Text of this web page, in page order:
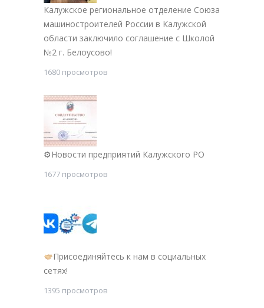
Калужское региональное отделение Союза
машиностроителей России в Калужской
области заключило соглашение с Школой
№2 г. Белоусово!
1680 просмотров
⚙Новости предприятий Калужского РО
1677 просмотров
Присоединяйтесь к нам в социальных
сетях!
1395 просмотров